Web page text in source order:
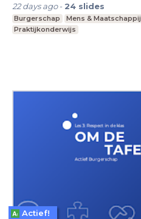
22 days ago- 24 slides
Burgerschap Mens & Maatschappij
Praktijkonderwijs
Actief!